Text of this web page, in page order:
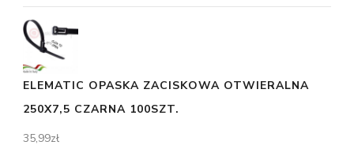
ELEMATIC OPASKA ZACISKOWA OTWIERALNA
250X7,5 CZARNA 100SZT.
35,99zł